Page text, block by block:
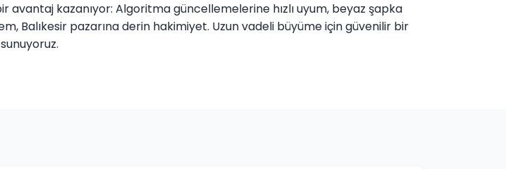
kazanıyor: Algoritma güncellemelerine hızlı uyum, beyaz şapka
Balıkesir pazarına derin hakimiyet. Uzun vadeli büyüme için güvenilir bir